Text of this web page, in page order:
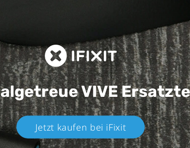
VIVE
Jetzt kaufen bei iFixit​